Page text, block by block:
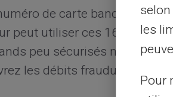
de carte bancaire
peut utiliser ces 16 chiffres
peu sécurisés n'exigent
les débits frauduleux
les
Pour